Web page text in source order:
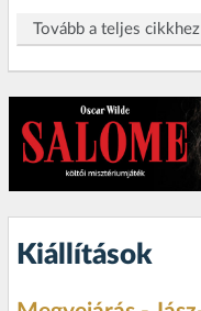
Tovább a teljes cikkhez
Kiállítások